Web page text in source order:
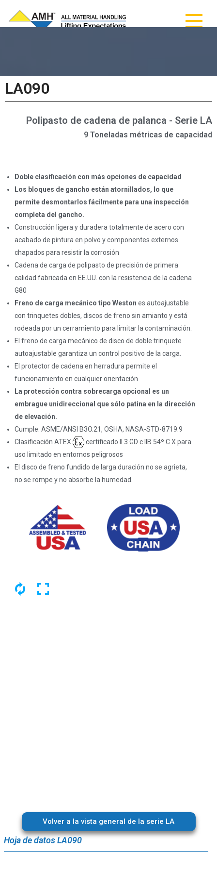
manipulación
LA090
Polipasto de cadena de palanca - Serie LA
9 Toneladas métricas de capacidad
Doble clasificación con más opciones de capacidad
Los bloques de gancho están atornillados, lo que
permite desmontarlos fácilmente para una inspección
completa del gancho.
Construcción ligera y duradera totalmente de acero con
acabado de pintura en polvo y componentes externos
chapados para resistir la corrosión
Cadena de carga de polipasto de precisión de primera
calidad fabricada en EE.UU. con la resistencia de la cadena
G80
Freno de carga mecánico tipo Weston es autoajustable
con trinquetes dobles, discos de freno sin amianto y está
rodeada por un cerramiento para limitar la contaminación.
El freno de carga mecánico de disco de doble trinquete
autoajustable garantiza un control positivo de la carga.
El protector de cadena en herradura permite el
funcionamiento en cualquier orientación
La protección contra sobrecarga opcional es un
embrague unidireccional que sólo patina en la dirección
de elevación.
Cumple: ASME/ANSI B3O.21, OSHA, NASA-STD-8719.9
Clasificación ATEX
certificado II 3 GD c IIB 54º C X para
uso limitado en entornos peligrosos
El disco de freno fundido de larga duración no se agrieta,
no se rompe y no absorbe la humedad.
Volver a la vista general de la serie LA
Hoja de datos LA090